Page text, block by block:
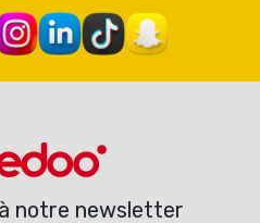
notre newsletter